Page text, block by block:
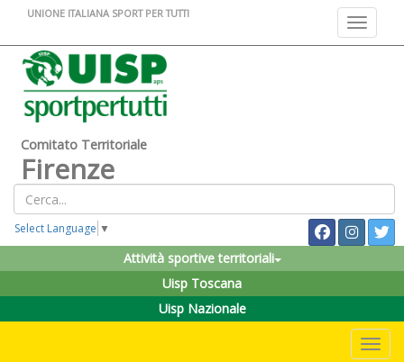
Toggle
UNIONE ITALIANA SPORT PER TUTTI
Comitato Territoriale
Firenze
Select Language ▼
Attività sportive territoriali
Uisp Toscana
Uisp Nazionale